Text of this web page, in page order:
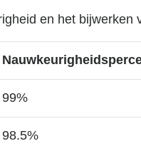
en het
99%
98.5%